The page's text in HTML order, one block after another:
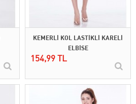
KEMERLİ KOL LASTİKLİ KARELİ
ELBİSE
154,99 TL